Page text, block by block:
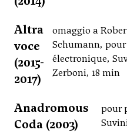
Altra
voce
(2015-
2017)
omaggio a
Schumann,
électronique,
Zerboni, 18 min
Anadromous
Coda (2003)
pour